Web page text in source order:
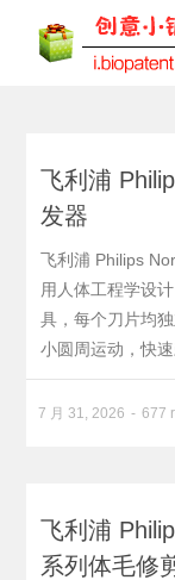
飞利浦
发器
飞利浦 Philips
用人体工程学设
具，每个刀片均
小圆周运动，快
7 月 31, 2026 677
飞利浦
系列体毛修